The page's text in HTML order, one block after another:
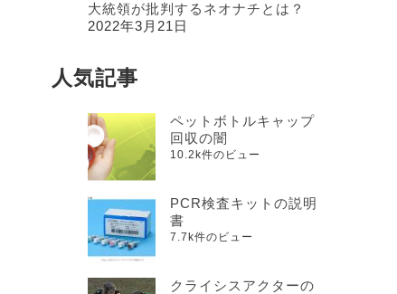
大統領が批判するネオナチとは？
2022年3月21日
人気記事
ペットボトルキャップ
回収の闇
10.2k件のビュー
PCR検査キットの説明
書
7.7k件のビュー
クライシスアクターの